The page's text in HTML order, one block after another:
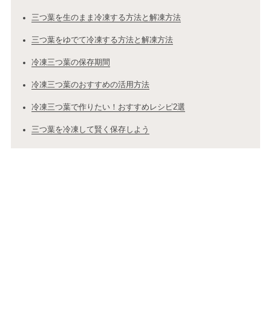
三つ葉を生のまま冷凍する方法と解凍方法
三つ葉をゆでて冷凍する方法と解凍方法
冷凍三つ葉の保存期間
冷凍三つ葉のおすすめの活用方法
冷凍三つ葉で作りたい！おすすめレシピ2選
三つ葉を冷凍して賢く保存しよう